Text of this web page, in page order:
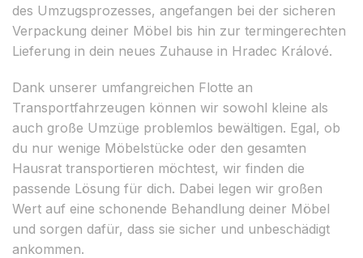
des Umzugsprozesses, angefangen bei der sicheren
Verpackung deiner Möbel bis hin zur termingerechten
Lieferung in dein neues Zuhause in Hradec Králové.
Dank unserer umfangreichen Flotte an
Transportfahrzeugen können wir sowohl kleine als
auch große Umzüge problemlos bewältigen. Egal, ob
du nur wenige Möbelstücke oder den gesamten
Hausrat transportieren möchtest, wir finden die
passende Lösung für dich. Dabei legen wir großen
Wert auf eine schonende Behandlung deiner Möbel
und sorgen dafür, dass sie sicher und unbeschädigt
ankommen.